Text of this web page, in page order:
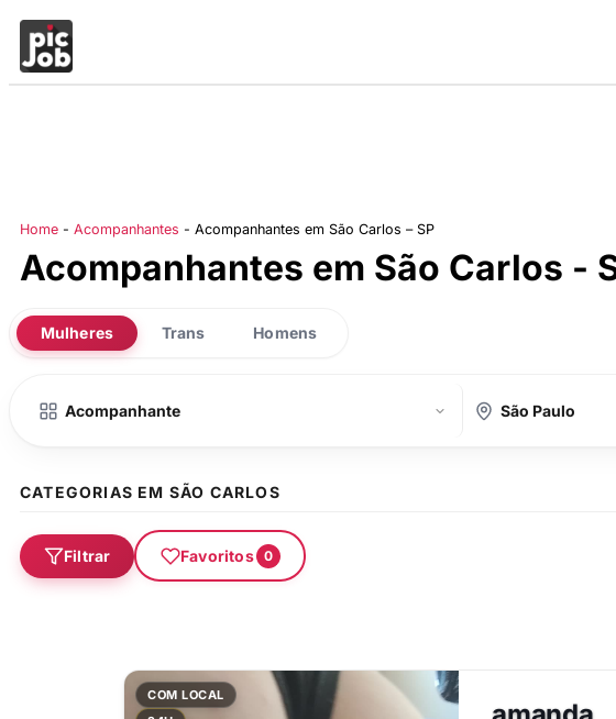
Home - Acompanhantes - Acompanhantes em São Carlos – SP
Acompanhantes em São Carlos -
Mulheres Trans Homens
CATEGORIAS EM SÃO CARLOS
Filtrar Favoritos 0
COM LOCAL